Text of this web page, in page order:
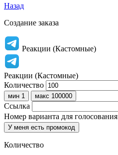
Назад
Создание заказа
Реакции (Кастомные)
Реакции (Кастомные)
Количество
мин 1 макс 100000
Ссылка
Номер варианта для голосования
У меня есть промокод
Количество